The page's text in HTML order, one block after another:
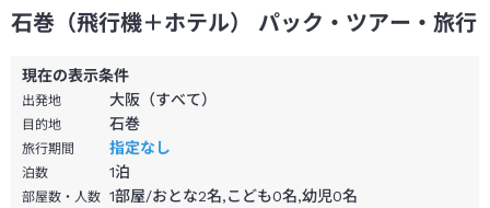
石巻（飛行機＋ホテル） パック・ツアー・旅行
現在の表示条件
出発地 大阪（すべて）
目的地 石巻
旅行期間 指定なし
泊数 1泊
部屋数・人数 1部屋/おとな2名,こども0名,幼児0名